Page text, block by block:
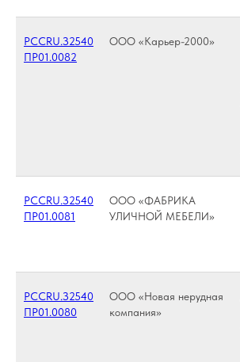
РССRU.З2540
ПР01.0082
ООО «Карьер-2000»
РССRU.З2540
ПР01.0081
ООО «ФАБРИКА
УЛИЧНОЙ МЕБЕЛИ»
РССRU.З2540
ПР01.0080
ООО «Новая нерудная
компания»